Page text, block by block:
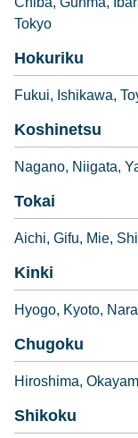
Tokyo
Hokuriku
Fukui Ishikawa
Koshinetsu
Nagano Niigata
Tokai
Aichi Gifu Mie
Kinki
Hyogo Kyoto Nara
Chugoku
Hiroshima
Shikoku